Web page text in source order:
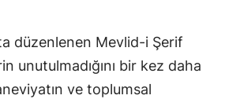
düzenlenen Mevlid-i Şerif
unutulmadığını bir kez daha
ve toplumsal